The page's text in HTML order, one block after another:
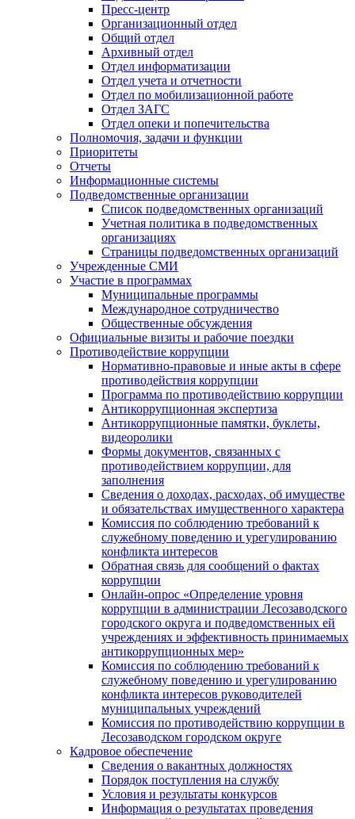
Пресс-центр
Организационный отдел
Общий отдел
Архивный отдел
Отдел информатизации
Отдел учета и отчетности
Отдел по мобилизационной работе
Отдел ЗАГС
Отдел опеки и попечительства
Полномочия, задачи и функции
Приоритеты
Отчеты
Информационные системы
Подведомственные организации
Список подведомственных организаций
Учетная политика в подведомственных
организациях
Страницы подведомственных организаций
Учрежденные СМИ
Участие в программах
Муниципальные программы
Международное сотрудничество
Общественные обсуждения
Официальные визиты и рабочие поездки
Противодействие коррупции
Нормативно-правовые и иные акты в сфере
противодействия коррупции
Программа по противодействию коррупции
Антикоррупционная экспертиза
Антикоррупционные памятки, буклеты,
видеоролики
Формы документов, связанных с
противодействием коррупции, для
заполнения
Сведения о доходах, расходах, об имуществе
и обязательствах имущественного характера
Комиссия по соблюдению требований к
служебному поведению и урегулированию
конфликта интересов
Обратная связь для сообщений о фактах
коррупции
Онлайн-опрос «Определение уровня
коррупции в администрации Лесозаводского
городского округа и подведомственных ей
учреждениях и эффективность принимаемых
антикоррупционных мер»
Комиссия по соблюдению требований к
служебному поведению и урегулированию
конфликта интересов руководителей
муниципальных учреждений
Комиссия по противодействию коррупции в
Лесозаводском городском округе
Кадровое обеспечение
Сведения о вакантных должностях
Порядок поступления на службу
Условия и результаты конкурсов
Информация о результатах проведения